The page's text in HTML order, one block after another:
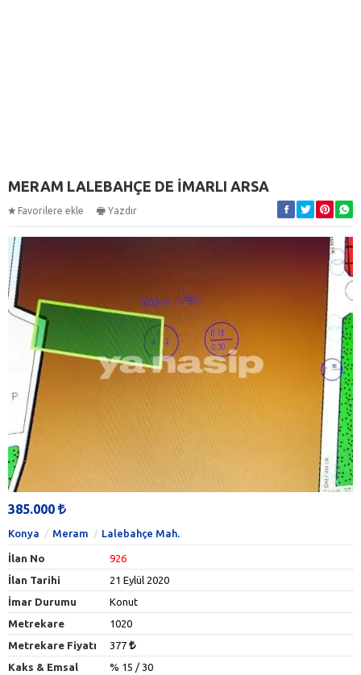
MERAM LALEBAHÇE DE İMARLI ARSA
Favorilere ekle Yazdır
385.000
Konya Meram Lalebahçe Mah.
İlan No
926
İlan Tarihi
21 Eylül 2020
İmar Durumu
Konut
Metrekare
1020
Metrekare Fiyatı
377
Kaks & Emsal
% 15 / 30